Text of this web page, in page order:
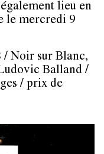
lieu en
le mercredi 9
/ Noir sur Blanc,
Balland /
/ prix de